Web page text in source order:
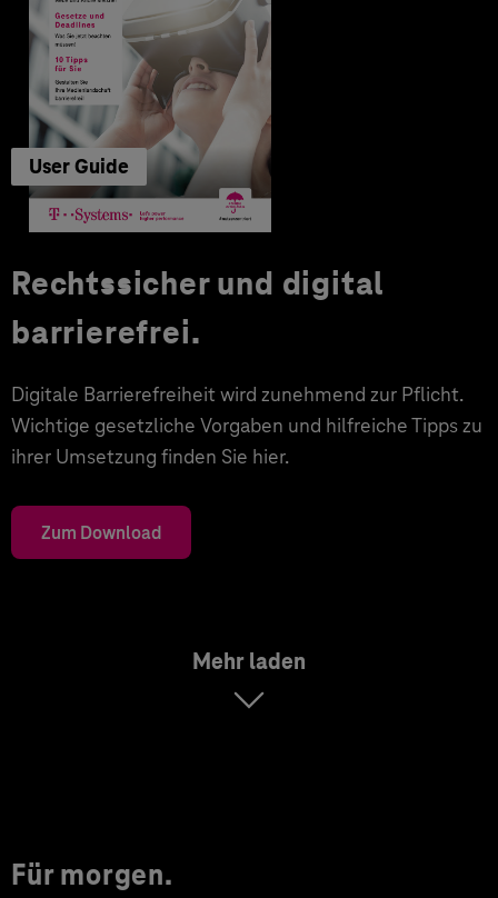
User Guide
Rechtssicher und digital
barrierefrei.
Digitale Barrierefreiheit wird zunehmend zur Pflicht.
Wichtige gesetzliche Vorgaben und hilfreiche Tipps zu
ihrer Umsetzung finden Sie hier.
Zum Download
Mehr laden
Für morgen.